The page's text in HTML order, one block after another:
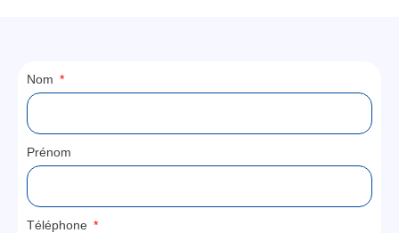
Nom
Prénom
Téléphone